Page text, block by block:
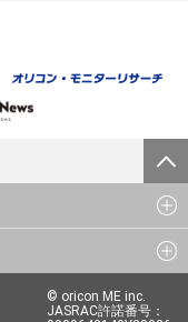
© oricon ME inc.
JASRAC許諾番号：